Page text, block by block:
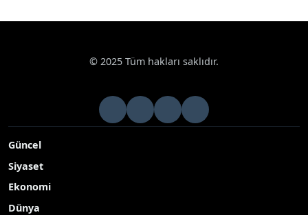
© 2025 Tüm hakları saklıdır.
Güncel
Siyaset
Ekonomi
Dünya